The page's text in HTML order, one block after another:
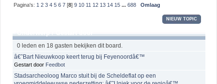
Pagina's: 1 2 3 4 5 6 7 [8]9 10 11 12 13 14 15 ...688 Omlaag
NIEUW TOPIC
Onderwerp/Gestart door
0 leden en 18 gasten bekijken dit board.
â€˜Bart Nieuwkoop keert terug bij Feyenoordâ€™
Gestart door Feedbot
Stadsarcheoloog Marco stuit bij de Scheldeflat op een